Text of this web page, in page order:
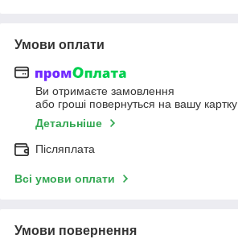
Умови оплати
Ви отримаєте замовлення
або гроші повернуться на вашу картку
Детальніше
Післяплата
Всі умови оплати
Умови повернення